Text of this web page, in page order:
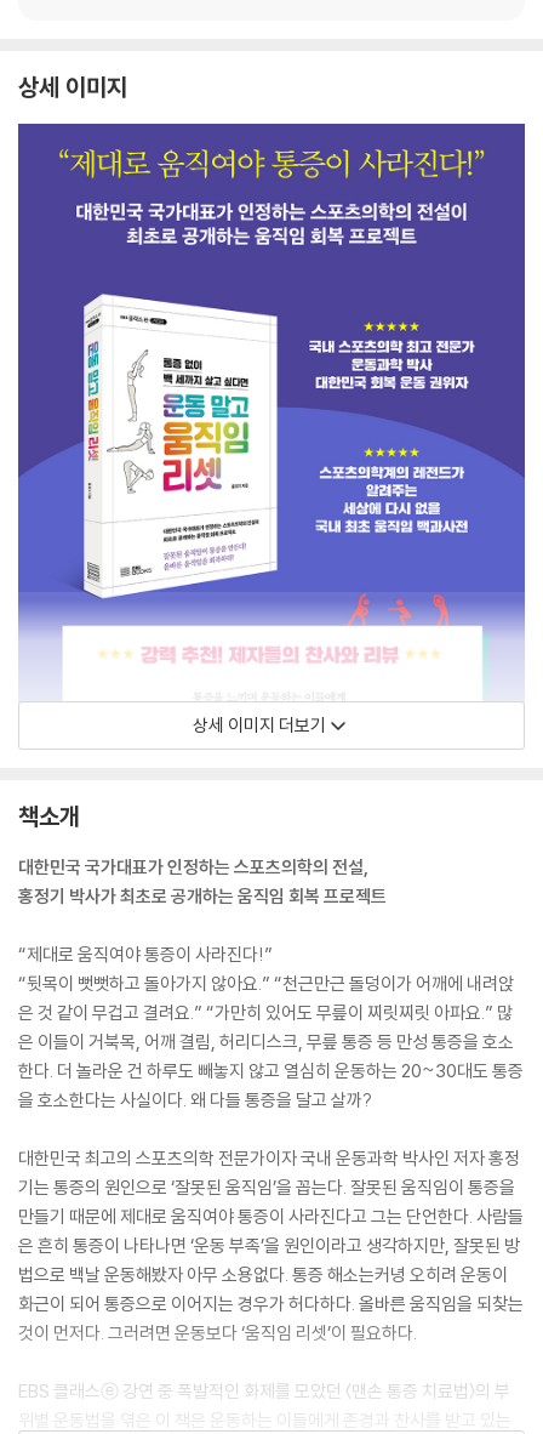
상세 이미지
상세 이미지 더보기
책소개
대한민국 국가대표가 인정하는 스포츠의학의 전설,
홍정기 박사가 최초로 공개하는 움직임 회복 프로젝트
“제대로 움직여야 통증이 사라진다!”
“뒷목이 뻣뻣하고 돌아가지 않아요.” “천근만근 돌덩이가 어깨에 내려앉
은 것 같이 무겁고 결려요.” “가만히 있어도 무릎이 찌릿찌릿 아파요.” 많
은 이들이 거북목, 어깨 결림, 허리디스크, 무릎 통증 등 만성 통증을 호소
한다. 더 놀라운 건 하루도 빼놓지 않고 열심히 운동하는 20~30대도 통증
을 호소한다는 사실이다. 왜 다들 통증을 달고 살까?
대한민국 최고의 스포츠의학 전문가이자 국내 운동과학 박사인 저자 홍정
기는 통증의 원인으로 ‘잘못된 움직임’을 꼽는다. 잘못된 움직임이 통증을
만들기 때문에 제대로 움직여야 통증이 사라진다고 그는 단언한다. 사람들
은 흔히 통증이 나타나면 ‘운동 부족’을 원인이라고 생각하지만, 잘못된 방
법으로 백날 운동해봤자 아무 소용없다. 통증 해소는커녕 오히려 운동이
화근이 되어 통증으로 이어지는 경우가 허다하다. 올바른 움직임을 되찾는
것이 먼저다. 그러려면 운동보다 ‘움직임 리셋’이 필요하다.
EBS 클래스ⓔ 강연 중 폭발적인 화제를 모았던 〈맨손 통증 치료법〉의 부
위별 운동법을 엮은 이 책은 운동하는 이들에게 존경과 찬사를 받고 있는